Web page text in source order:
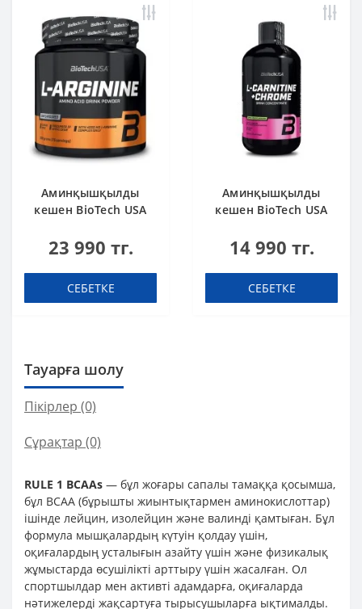
Аминқышқылды
кешен BioTech USA
unflavoured 300 g
23 990 тг.
СЕБЕТКЕ
Аминқышқылды
кешен BioTech USA
concentrate Orange
14 990 тг.
СЕБЕТКЕ
Тауарға шолу
Пікірлер (0)
Сұрақтар (0)
RULE 1 BCAAs — бұл жоғары сапалы тамаққа қосымша,
бұл BCAA (бұрышты жиынтықтармен аминокислоттар)
ішінде лейцин, изолейцин және валинді қамтыған. Бұл
формула мышқалардың күтуін қолдау үшін,
оқиғалардың усталығын азайту үшін және физикалық
жұмыстарда өсушілікті арттыру үшін жасалған. Ол
спортшылдар мен активті адамдарға, оқиғаларда
нәтижелерді жақсартуға тырысушыларға ықтималды.